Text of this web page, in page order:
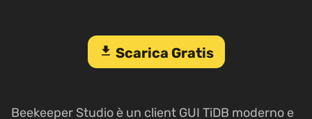
download Scarica Gratis
Beekeeper Studio è un client GUI TiDB moderno e